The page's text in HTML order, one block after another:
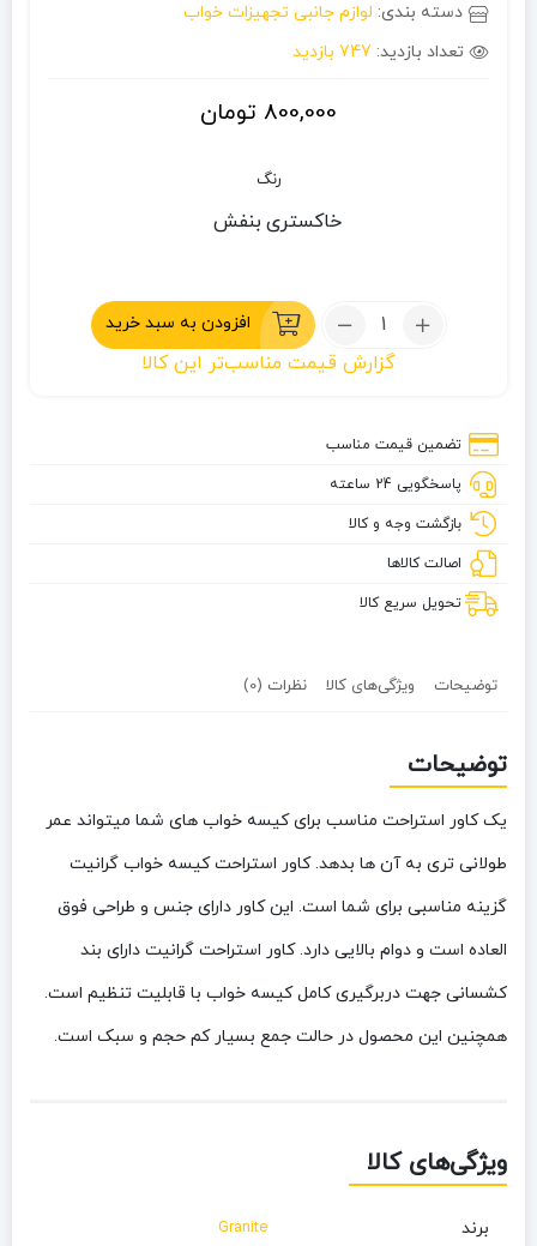
دسته بندی: لوازم جانبی تجهیزات خواب
تعداد بازدید: 747 بازدید
800,000 تومان
رنگ
خاکستری بنفش
تعداد:
استراحت
گرانیت
افزودن به سبد خرید
گزارش قیمت مناسب‌تر این کالا
تضمین قیمت مناسب
پاسخگویی 24 ساعته
بازگشت وجه و کالا
اصالت کالاها
تحویل سریع کالا
توضیحات ویژگی‌های کالا نظرات (0)
توضیحات
یک کاور استراحت مناسب برای کیسه خواب های شما میتواند عمر
طولانی تری به آن ها بدهد. کاور استراحت کیسه خواب گرانیت
گزینه مناسبی برای شما است. این کاور دارای جنس و طراحی فوق
العاده است و دوام بالایی دارد. کاور استراحت گرانیت دارای بند
کشسانی جهت دربرگیری کامل کیسه خواب با قابلیت تنظیم است.
همچنین این محصول در حالت جمع بسیار کم حجم و سبک است.
ویژگی‌های کالا
برند Granite